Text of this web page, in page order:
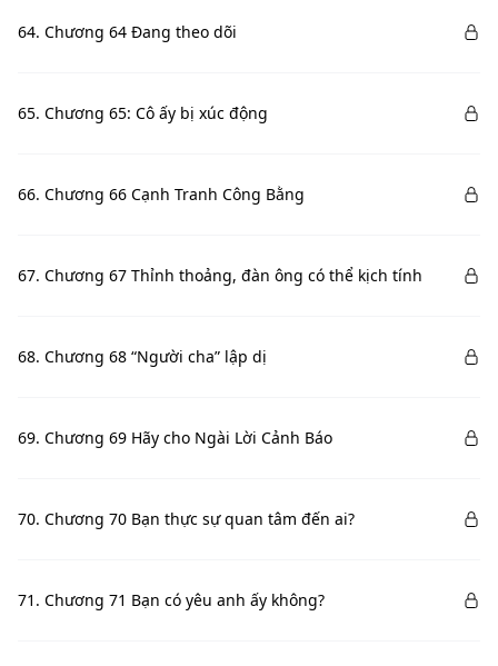
64. Chương 64 Đang theo dõi
65. Chương 65: Cô ấy bị xúc động
66. Chương 66 Cạnh Tranh Công Bằng
67. Chương 67 Thỉnh thoảng, đàn ông có thể kịch tính
68. Chương 68 “Người cha” lập dị
69. Chương 69 Hãy cho Ngài Lời Cảnh Báo
70. Chương 70 Bạn thực sự quan tâm đến ai?
71. Chương 71 Bạn có yêu anh ấy không?